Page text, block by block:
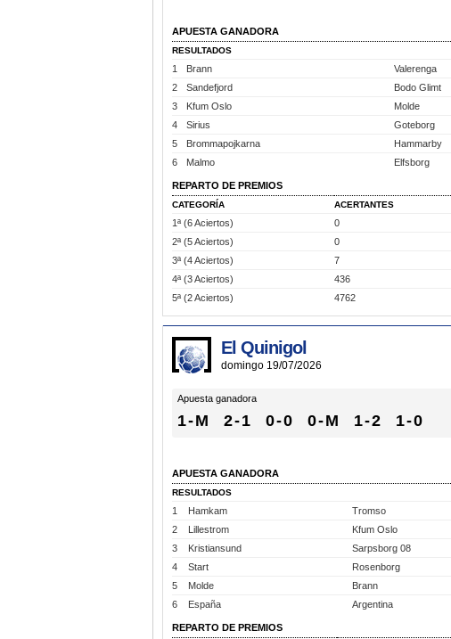
APUESTA GANADORA
RESULTADOS
1 Brann Valerenga
2
Sandefjord Bodo Glimt
3
Kfum Oslo Molde
4
Sirius Goteborg
5
Brommapojkarna Hammarby
6
Malmo Elfsborg
REPARTO DE PREMIOS
CATEGORÍA ACERTANTES
1ª (6 Aciertos) 0
2ª (5 Aciertos)
0
3ª (4 Aciertos)
7
4ª (3 Aciertos)
436
5ª (2 Aciertos)
4762
El Quinigol
domingo 19/07/2026
Apuesta ganadora
1-M 2-1 0-0 0-M 1-2 1-0
APUESTA GANADORA
RESULTADOS
1 Hamkam Tromso
2
Lillestrom Kfum Oslo
3
Kristiansund Sarpsborg 08
4
Start Rosenborg
5
Molde Brann
6
España Argentina
REPARTO DE PREMIOS